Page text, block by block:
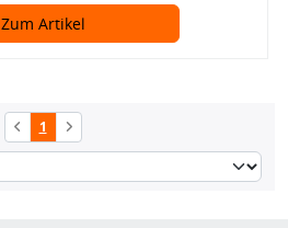
Zum Artikel
1